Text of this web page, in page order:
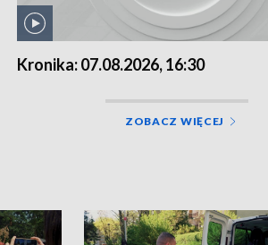
Kronika: 07.08.2026, 16:30
ZOBACZ WIĘCEJ